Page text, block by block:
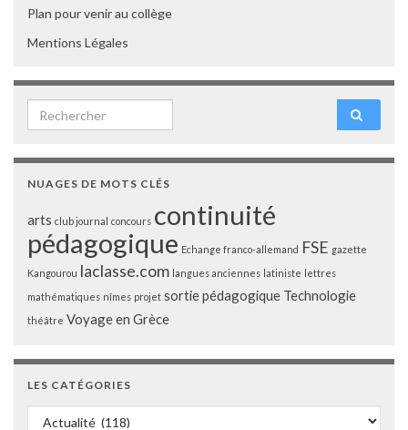
Plan pour venir au collège
Mentions Légales
Search for:
NUAGES DE MOTS CLÉS
arts club journal concours continuité
pédagogique Echange franco-allemand FSE gazette
Kangourou laclasse.com langues anciennes latiniste
lettres
mathématiques nîmes projet sortie pédagogique Technologie
théâtre Voyage en Grèce
LES CATÉGORIES
Les catégories